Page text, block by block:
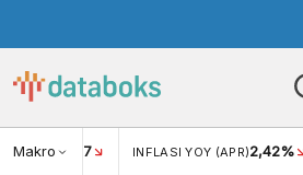
Makro
USD/IDR 17 INFLASI YOY (APR)2,42%